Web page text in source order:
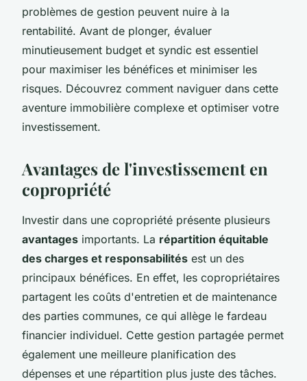
problèmes de gestion peuvent nuire à la
rentabilité. Avant de plonger, évaluer
minutieusement budget et syndic est essentiel
pour maximiser les bénéfices et minimiser les
risques. Découvrez comment naviguer dans cette
aventure immobilière complexe et optimiser votre
investissement.
Avantages de l'investissement en
copropriété
Investir dans une copropriété présente plusieurs
avantages importants. La répartition équitable
des charges et responsabilités est un des
principaux bénéfices. En effet, les copropriétaires
partagent les coûts d'entretien et de maintenance
des parties communes, ce qui allège le fardeau
financier individuel. Cette gestion partagée permet
également une meilleure planification des
dépenses et une répartition plus juste des tâches.